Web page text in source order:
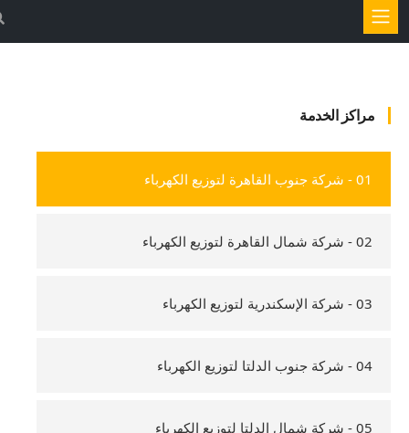
مراكز الخدمة
01 - شركة جنوب القاهرة لتوزيع الكهرباء
02 - شركة شمال القاهرة لتوزيع الكهرباء
03 - شركة الإسكندرية لتوزيع الكهرباء
04 - شركة جنوب الدلتا لتوزيع الكهرباء
05 - شركة شمال الدلتا لتوزيع الكهرباء